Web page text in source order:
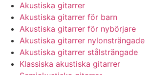
Akustiska gitarrer
Akustiska gitarrer för barn
Akustiska gitarrer för nybörjare
Akustiska gitarrer nylonsträngade
Akustiska gitarrer stålsträngade
Klassiska akustiska gitarrer